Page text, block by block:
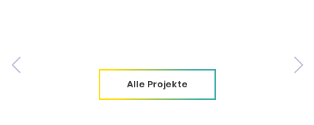
Alle Projekte